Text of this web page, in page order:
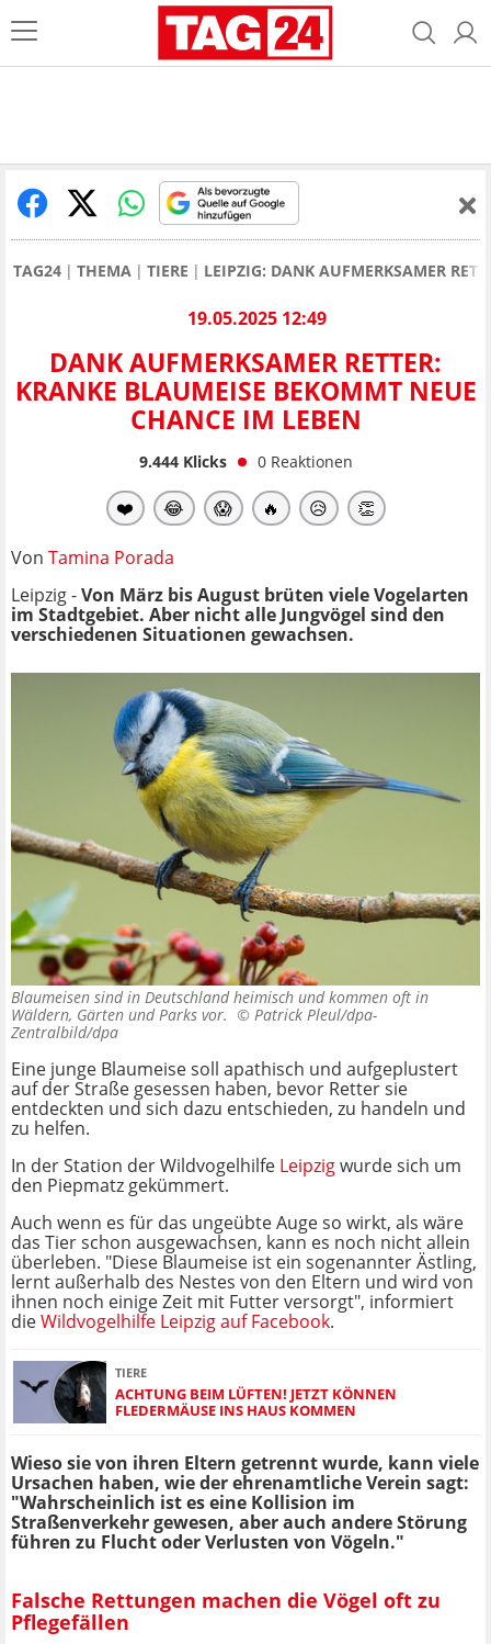
TAG24 THEMA TIERE LEIPZIG: DANK AUFMERKSAMER
19.05.2025 12:49
DANK AUFMERKSAMER RETTER:
KRANKE BLAUMEISE BEKOMMT NEUE
CHANCE IM LEBEN
9.444Klicks 0 Reaktionen
❤️ 😂 😱 🔥 😥 👏
Von Tamina Porada
Leipzig -Von März bis August brüten viele Vogelarten
im Stadtgebiet. Aber nicht alle Jungvögel sind den
verschiedenen Situationen gewachsen.
Blaumeisen sind in Deutschland heimisch und kommen oft in
Wäldern, Gärten und Parks vor. © Patrick Pleul/dpa-
Zentralbild/dpa
Eine junge Blaumeise soll apathisch und aufgeplustert
auf der Straße gesessen haben, bevor Retter sie
entdeckten und sich dazu entschieden, zu handeln und
zu helfen.
In der Station der Wildvogelhilfe Leipzigwurde sich um
den Piepmatz gekümmert.
Auch wenn es für das ungeübte Auge so wirkt, als wäre
das Tier schon ausgewachsen, kann es noch nicht allein
überleben. "Diese Blaumeise ist ein sogenannter Ästling,
lernt außerhalb des Nestes von den Eltern und wird von
ihnen noch einige Zeit mit Futter versorgt", informiert
dieWildvogelhilfe Leipzig auf Facebook.
TIERE
ACHTUNG BEIM LÜFTEN! JETZT KÖNNEN
FLEDERMÄUSE INS HAUS KOMMEN
Wieso sie von ihren Eltern getrennt wurde, kann viele
Ursachen haben, wie der ehrenamtliche Verein sagt:
"Wahrscheinlich ist es eine Kollision im
Straßenverkehr gewesen, aber auch andere Störung
führen zu Flucht oder Verlusten von Vögeln."
Falsche Rettungen machen die Vögel oft zu
Pflegefällen